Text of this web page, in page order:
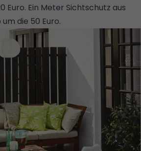
Euro. Ein Meter Sichtschutz aus
die 50 Euro.